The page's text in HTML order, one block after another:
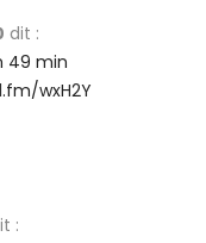
dit :
49 min
wxH2Y
: